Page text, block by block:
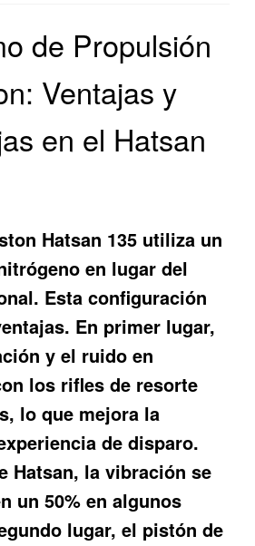
de Propulsión
Ventajas y
en el Hatsan
Hatsan 135 utiliza un
en lugar del
Esta configuración
En primer lugar,
y el ruido en
los rifles de resorte
lo que mejora la
de disparo.
Hatsan, la vibración se
un 50% en algunos
lugar, el pistón de